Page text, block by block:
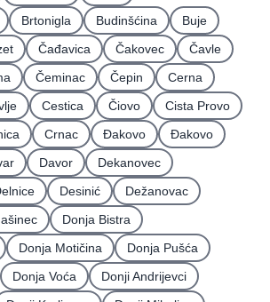
Brtonigla Budinšćina
Buje
Čađavica Čakovec
Čavle
Čeminac Čepin
Cerna
Cestica Čiovo
Cista Provo
Crnac Đakovo
Ðakovo
Davor
Dekanovec
Desinić
Dežanovac
Donja Bistra
Donja Motičina
Donja Pušća
Donja Voća
Donji Andrijevci